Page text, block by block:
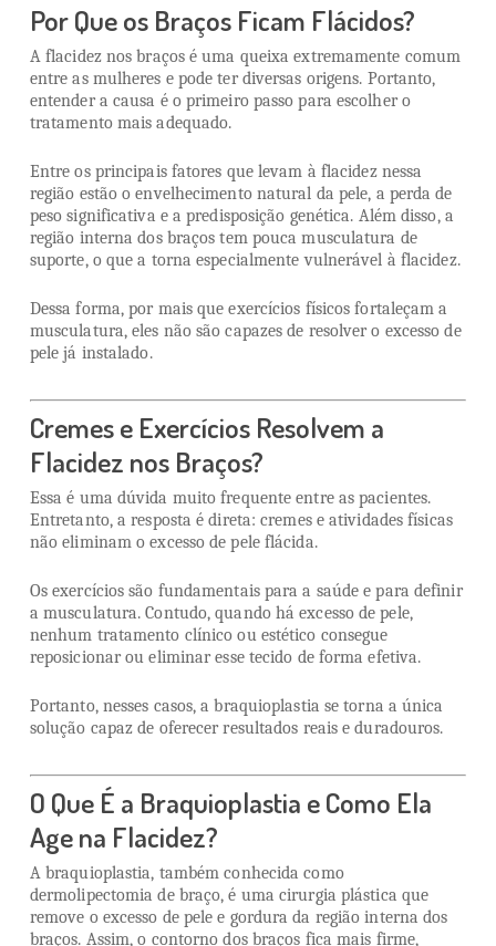
Por Que os Braços Ficam Flácidos?
A flacidez nos braços é uma queixa extremamente comum
entre as mulheres e pode ter diversas origens. Portanto,
entender a causa é o primeiro passo para escolher o
tratamento mais adequado.
Entre os principais fatores que levam à flacidez nessa
região estão o envelhecimento natural da pele, a perda de
peso significativa e a predisposição genética. Além disso, a
região interna dos braços tem pouca musculatura de
suporte, o que a torna especialmente vulnerável à flacidez.
Dessa forma, por mais que exercícios físicos fortaleçam a
musculatura, eles não são capazes de resolver o excesso de
pele já instalado.
Cremes e Exercícios Resolvem a
Flacidez nos Braços?
Essa é uma dúvida muito frequente entre as pacientes.
Entretanto, a resposta é direta: cremes e atividades físicas
não eliminam o excesso de pele flácida.
Os exercícios são fundamentais para a saúde e para definir
a musculatura. Contudo, quando há excesso de pele,
nenhum tratamento clínico ou estético consegue
reposicionar ou eliminar esse tecido de forma efetiva.
Portanto, nesses casos, a braquioplastia se torna a única
solução capaz de oferecer resultados reais e duradouros.
O Que É a Braquioplastia e Como Ela
Age na Flacidez?
A braquioplastia, também conhecida como
dermolipectomia de braço, é uma cirurgia plástica que
remove o excesso de pele e gordura da região interna dos
braços. Assim, o contorno dos braços fica mais firme,